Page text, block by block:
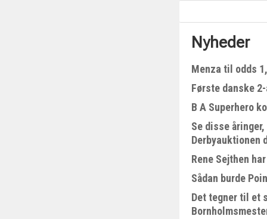
Nyheder
Menza til odds
Første danske
B A Superhero
Se disse
Derbyauktionen
Rene Sejthen
Sådan burde
Det tegner til et